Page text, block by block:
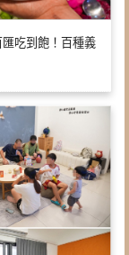
吃到飽！百種義